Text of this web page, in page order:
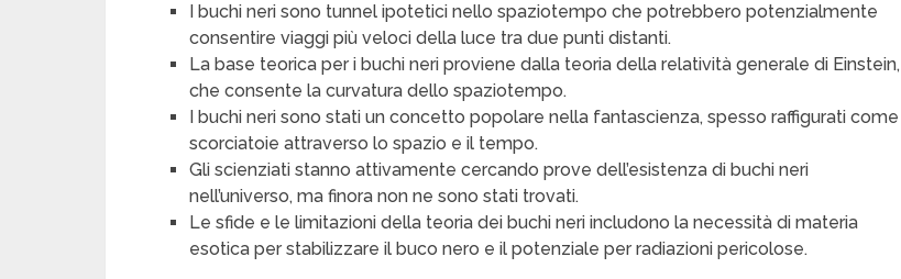
I buchi neri sono tunnel ipotetici nello spaziotempo che potrebbero potenzialmente
consentire viaggi più veloci della luce tra due punti distanti.
La base teorica per i buchi neri proviene dalla teoria della relatività generale di Einstein,
che consente la curvatura dello spaziotempo.
I buchi neri sono stati un concetto popolare nella fantascienza, spesso raffigurati come
scorciatoie attraverso lo spazio e il tempo.
Gli scienziati stanno attivamente cercando prove dell’esistenza di buchi neri
nell’universo, ma finora non ne sono stati trovati.
Le sfide e le limitazioni della teoria dei buchi neri includono la necessità di materia
esotica per stabilizzare il buco nero e il potenziale per radiazioni pericolose.